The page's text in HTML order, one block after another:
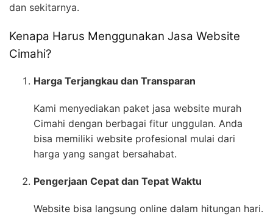
dan sekitarnya.
Kenapa Harus Menggunakan Jasa Website
Cimahi?
Harga Terjangkau dan Transparan
Kami menyediakan paket jasa website murah
Cimahi dengan berbagai fitur unggulan. Anda
bisa memiliki website profesional mulai dari
harga yang sangat bersahabat.
Pengerjaan Cepat dan Tepat Waktu
Website bisa langsung online dalam hitungan hari.